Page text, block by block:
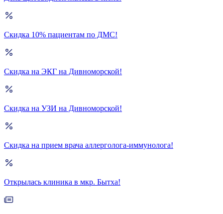
Скидка 10% пациентам по ДМС!
Скидка на ЭКГ на Дивноморской!
Скидка на УЗИ на Дивноморской!
Скидка на прием врача аллерголога-иммунолога!
Открылась клиника в мкр. Бытха!